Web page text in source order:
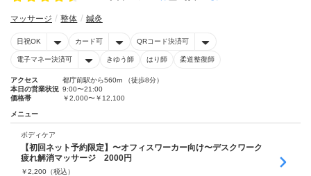
マッサージ 整体 鍼灸
日祝OK カード可 QRコード決済可
電子マネー決済可 きゆう師 はり師 柔道整復師
アクセス
都庁前駅から560m （徒歩8分）
本日の営業状況 9:00〜21:00
価格帯
￥2,000〜￥12,100
メニュー
ボディケア
【初回ネット予約限定】〜オフィスワーカー向け〜デスクワーク
疲れ解消マッサージ 2000円
￥2,200 （税込）